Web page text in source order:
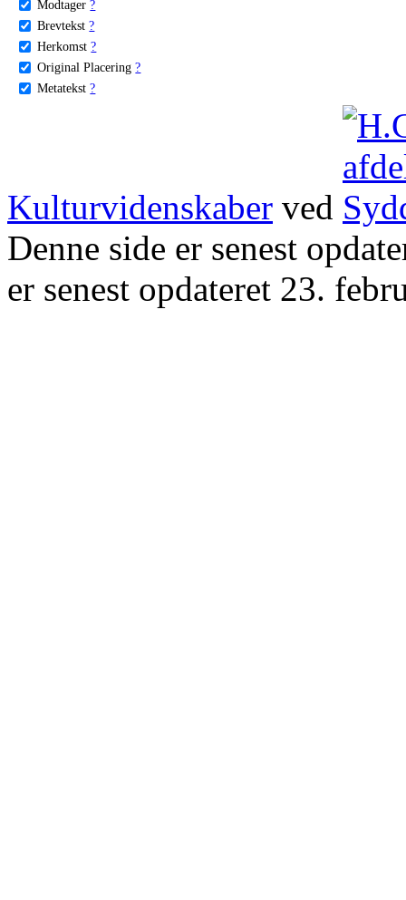
Modtager ?
Brevtekst ?
Herkomst ?
Original Placering ?
Metatekst ?
Kulturvidenskaber ved
Denne side er senest
er senest opdateret 23.